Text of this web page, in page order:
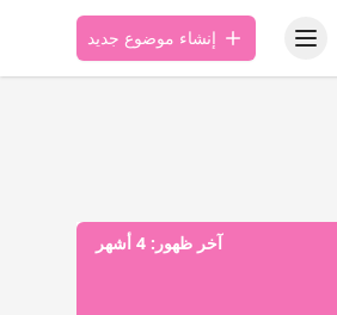
عرض قائمة المستخدمإنشاء موضوع جديد
آخر ظهور: 4 أشهر